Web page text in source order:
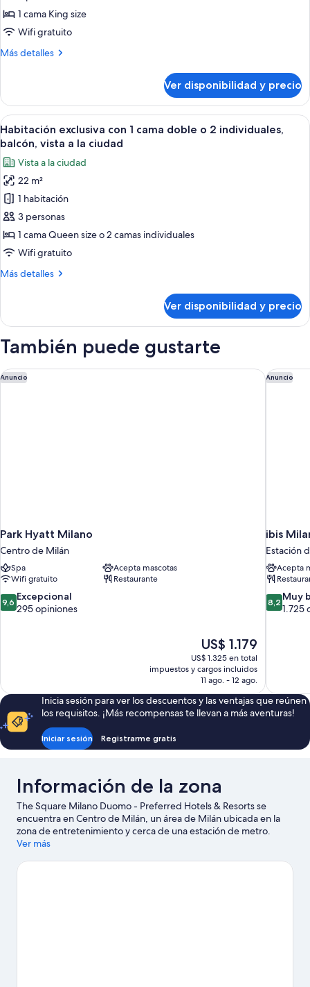
fotos
de
Exclusive
1 cama King size
Wifi gratuito
Más detalles
Más
Room
Ver disponibilidad y precio
Ver
todas
las
fotos
de
Habitación
exclusiva
con
1
doble
individuales,
balcón,
a
Habitación de hotel con una cama
4
Habitación exclusiva con 1 cama doble o 2 individuales,
balcón, vista a la ciudad
Vista a la ciudad
22 m²
1 habitación
3 personas
1 cama Queen size o 2 camas individuales
Wifi gratuito
Más detalles
Más
exclusiva
doble
o
Ver disponibilidad y precio
También puede gustarte
Anuncio
Park Hyatt Milano
Centro de Milán
Spa
Acepta mascotas
Wifi gratuito
Restaurante
9.6
de
9,6 Excepcional
295 opiniones
El
precio
actual
es
de
US$ 1.179
US$ 1.179
US$ 1.325 en total
impuestos y cargos incluidos
11 ago. - 12 ago.
Park Hyatt Milano Anuncio
ibis
Estación
Acepta
8.2
de
8,2 Muy
1.725
ibis
Inicia sesión para ver los descuentos y las ventajas que reúnen
los requisitos. ¡Más recompensas te llevan a más aventuras!
Iniciar sesión Registrarme gratis
Información de la zona
The Square Milano Duomo - Preferred Hotels & Resorts se
encuentra en Centro de Milán, un área de Milán ubicada en la
zona de entretenimiento y cerca de una estación de metro.
Teatro alla Scala y Museo Cenacolo Vinciano son lugares
pueden visitar Quadrilatero della moda y Galería Vittorio
Ver más